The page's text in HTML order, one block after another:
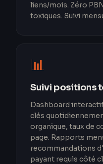
liens/mois. Zéro
toxiques. Suivi
📊
Suivi positions
Dashboard
clés
organique, taux de
page. Rapports
recommandations
payant requis côté